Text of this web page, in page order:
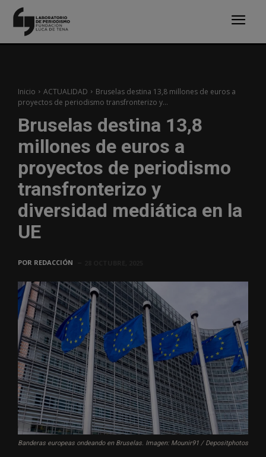
Inicio ACTUALIDAD
Bruselas destina 13,8 millones de euros a
proyectos de periodismo transfronterizo y...
Bruselas destina 13,8
millones de euros a
proyectos de periodismo
transfronterizo y
diversidad mediática en la
UE
POR REDACCIÓN
Banderas europeas ondeando en Bruselas. Imagen: Mounir91 / Depositphotos